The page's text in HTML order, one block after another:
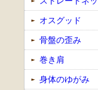
オスグッド
骨盤の歪み
巻き肩
身体のゆがみ